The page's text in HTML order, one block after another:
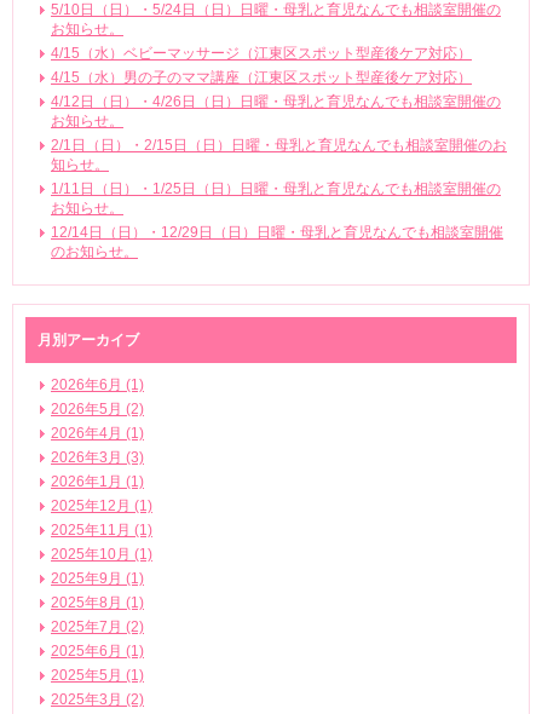
5/10日（日）・5/24日（日）日曜・母乳と育児なんでも相談室開催の
お知らせ。
4/15（水）ベビーマッサージ（江東区スポット型産後ケア対応）
4/15（水）男の子のママ講座（江東区スポット型産後ケア対応）
4/12日（日）・4/26日（日）日曜・母乳と育児なんでも相談室開催の
お知らせ。
2/1日（日）・2/15日（日）日曜・母乳と育児なんでも相談室開催のお
知らせ。
1/11日（日）・1/25日（日）日曜・母乳と育児なんでも相談室開催の
お知らせ。
12/14日（日）・12/29日（日）日曜・母乳と育児なんでも相談室開催
のお知らせ。
月別アーカイブ
2026年6月 (1)
2026年5月 (2)
2026年4月 (1)
2026年3月 (3)
2026年1月 (1)
2025年12月 (1)
2025年11月 (1)
2025年10月 (1)
2025年9月 (1)
2025年8月 (1)
2025年7月 (2)
2025年6月 (1)
2025年5月 (1)
2025年3月 (2)